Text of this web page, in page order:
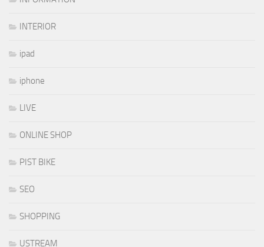
INTERIOR
ipad
iphone
LIVE
ONLINE SHOP
PIST BIKE
SEO
SHOPPING
USTREAM